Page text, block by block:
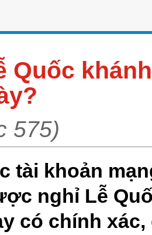
Quốc
575)
tài khoản
nghỉ Lễ
có chính